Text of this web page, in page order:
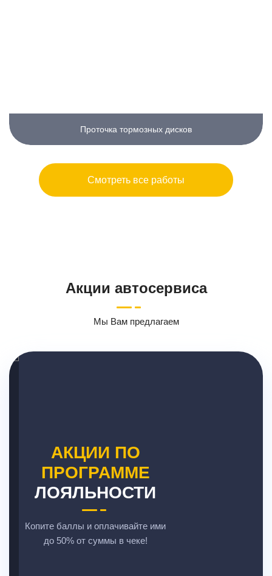
Проточка тормозных дисков
Смотреть все работы
Акции автосервиса
Мы Вам предлагаем
АКЦИИ ПО
ПРОГРАММЕ
ЛОЯЛЬНОСТИ
Копите баллы и оплачивайте ими
до 50% от суммы в чеке!